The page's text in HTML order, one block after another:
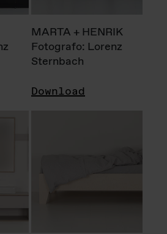
MARTA + HENRIK
Fotografo: Lorenz
Sternbach
Download